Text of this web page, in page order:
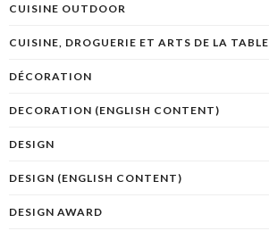
CUISINE OUTDOOR
CUISINE, DROGUERIE ET ARTS DE LA TABLE
DÉCORATION
DECORATION (ENGLISH CONTENT)
DESIGN
DESIGN (ENGLISH CONTENT)
DESIGN AWARD